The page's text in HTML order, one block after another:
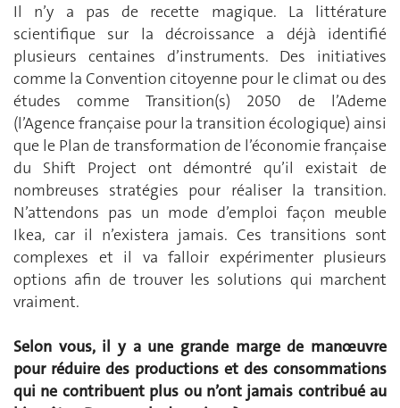
Il n’y a pas de recette magique. La littérature
scientifique sur la décroissance a déjà identifié
plusieurs centaines d’instruments. Des initiatives
comme la Convention citoyenne pour le climat ou des
études comme Transition(s) 2050 de l’Ademe
(l’Agence française pour la transition écologique) ainsi
que le Plan de transformation de l’économie française
du Shift Project ont démontré qu’il existait de
nombreuses stratégies pour réaliser la transition.
N’attendons pas un mode d’emploi façon meuble
Ikea, car il n’existera jamais. Ces transitions sont
complexes et il va falloir expérimenter plusieurs
options afin de trouver les solutions qui marchent
vraiment.
Selon vous, il y a une grande marge de manœuvre
pour réduire des productions et des consommations
qui ne contribuent plus ou n’ont jamais contribué au